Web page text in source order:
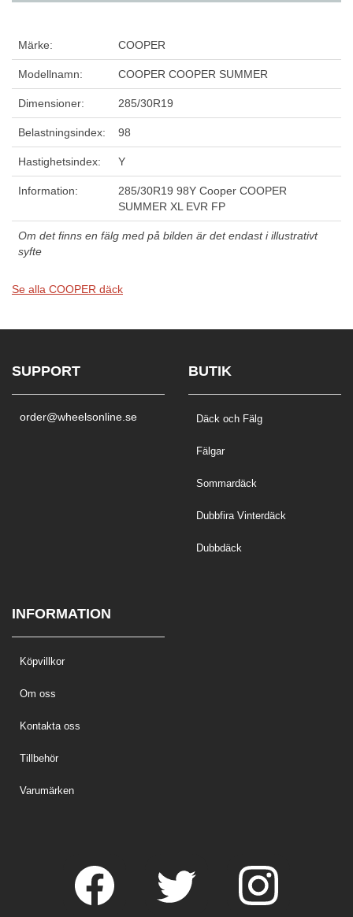
Märke: COOPER
Modellnamn: COOPER COOPER SUMMER
Dimensioner: 285/30R19
Belastningsindex: 98
Hastighetsindex: Y
Information:
285/30R19 98Y Cooper COOPER
SUMMER XL EVR FP
Om det finns en fälg med på bilden är det endast i illustrativt
syfte
Se alla COOPER däck
SUPPORT
order@wheelsonline.se
BUTIK
Däck och Fälg
Fälgar
Sommardäck
Dubbfira Vinterdäck
Dubbdäck
INFORMATION
Köpvillkor
Om oss
Kontakta oss
Tillbehör
Varumärken